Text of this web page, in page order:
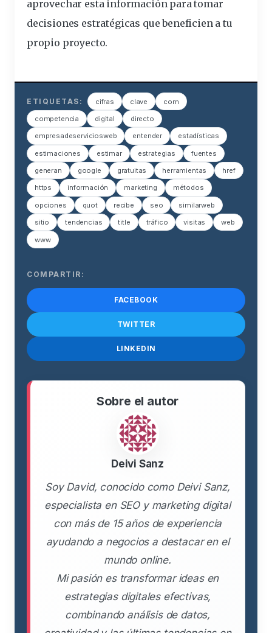
aprovechar esta información para tomar
decisiones estratégicas que beneficien a tu
propio proyecto.
ETIQUETAS: cifras clave com
competencia digital directo
empresadeserviciosweb entender estadísticas
estimaciones estimar estrategias fuentes
generan google gratuitas herramientas href
https información marketing métodos
opciones quot recibe seo similarweb
sitio tendencias title tráfico visitas web
www
COMPARTIR:
FACEBOOK
TWITTER
LINKEDIN
Sobre el autor
Deivi Sanz
Soy David, conocido como Deivi Sanz,
especialista en SEO y marketing digital
con más de 15 años de experiencia
ayudando a negocios a destacar en el
mundo online.
Mi pasión es transformar ideas en
estrategias digitales efectivas,
combinando análisis de datos,